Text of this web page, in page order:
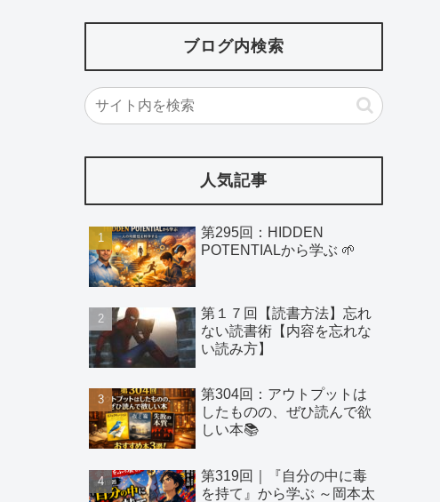
ブログ内検索
人気記事
第295回：HIDDEN
POTENTIALから学ぶ 🌱
第１７回【読書方法】忘れ
ない読書術【内容を忘れな
い読み方】
第304回：アウトプットは
したものの、ぜひ読んで欲
しい本📚
第319回｜『自分の中に毒
を持て』から学ぶ ～岡本太